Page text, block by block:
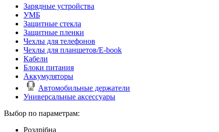
Зарядные устройства
УМБ
Защитные стекла
Защитные пленки
Чехлы для телефонов
Чехлы для планшетов/E-book
Кабели
Блоки питания
Аккумуляторы
Автомобильные держатели
Универсальные аксессуары
Выбор по параметрам:
Роздрібна